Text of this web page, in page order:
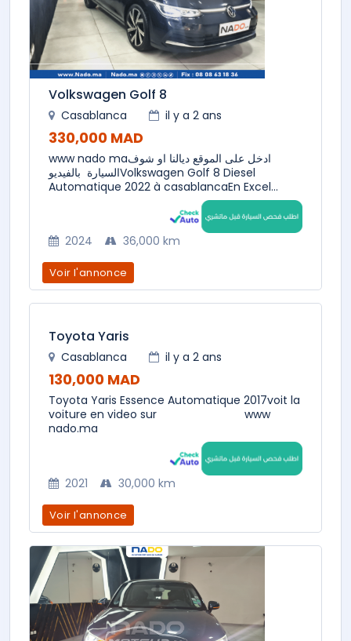
Volkswagen Golf 8
Casablanca il y a 2 ans
330,000 MAD
www nado maادخل على الموقع ديالنا او شوف
السيارة بالفيديوVolkswagen Golf 8 Diesel
Automatique 2022 à casablancaEn Excel...
2024 36,000 km
Voir l'annonce
Toyota Yaris
Casablanca il y a 2 ans
130,000 MAD
Toyota Yaris Essence Automatique 2017voit la
voiture en video sur www
nado.ma
2021 30,000 km
Voir l'annonce